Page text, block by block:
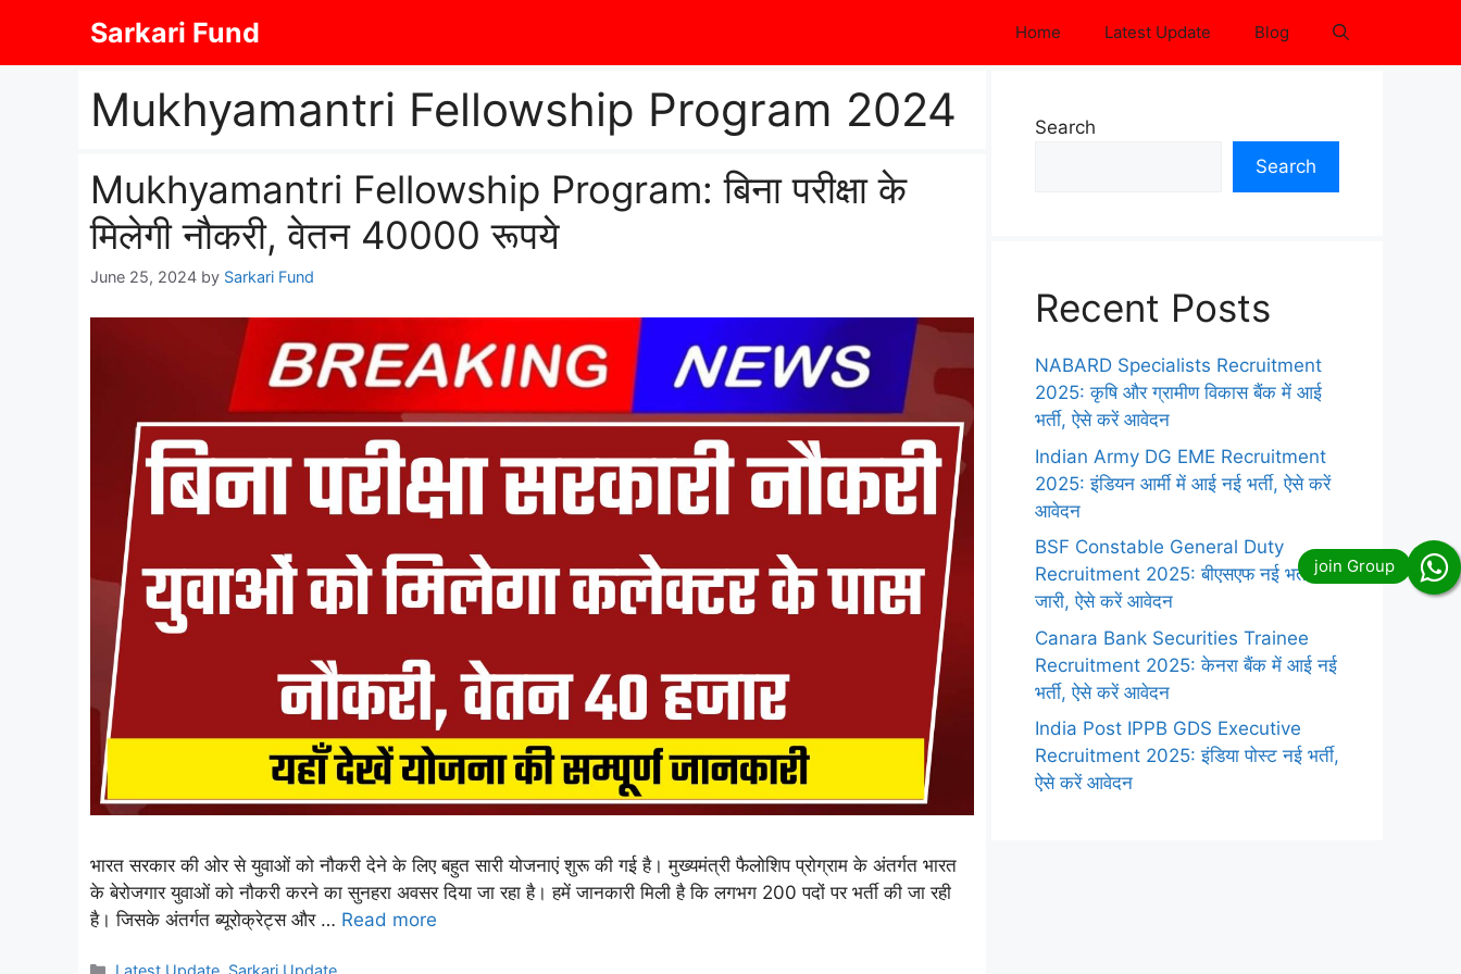
content
Sarkari Fund Home Latest Update Blog
Mukhyamantri Fellowship Program 2024
Mukhyamantri Fellowship Program: बिना परीक्षा के
मिलेगी नौकरी, वेतन 40000 रूपये
June 25, 2024 by Sarkari Fund
भारत सरकार की ओर से युवाओं को नौकरी देने के लिए बहुत सारी योजनाएं शुरू की गई है। मुख्यमंत्री फैलोशिप प्रोग्राम के अंतर्गत भारत
के बेरोजगार युवाओं को नौकरी करने का सुनहरा अवसर दिया जा रहा है। हमें जानकारी मिली है कि लगभग 200 पदों पर भर्ती की जा रही
है। जिसके अंतर्गत ब्यूरोक्रेट्स और … Read more
Categories
Latest Update Sarkari Update
Search
Search
Recent Posts
NABARD Specialists Recruitment
2025: कृषि और ग्रामीण विकास बैंक में आई
भर्ती, ऐसे करें आवेदन
Indian Army DG EME Recruitment
2025: इंडियन आर्मी में आई नई भर्ती, ऐसे करें
आवेदन
BSF Constable General Duty
Recruitment 2025: बीएसएफ नई भर्ती
जारी, ऐसे करें आवेदन
Canara Bank Securities Trainee
Recruitment 2025: केनरा बैंक में आई नई
भर्ती, ऐसे करें आवेदन
India Post IPPB GDS Executive
Recruitment 2025: इंडिया पोस्ट नई भर्ती,
ऐसे करें आवेदन